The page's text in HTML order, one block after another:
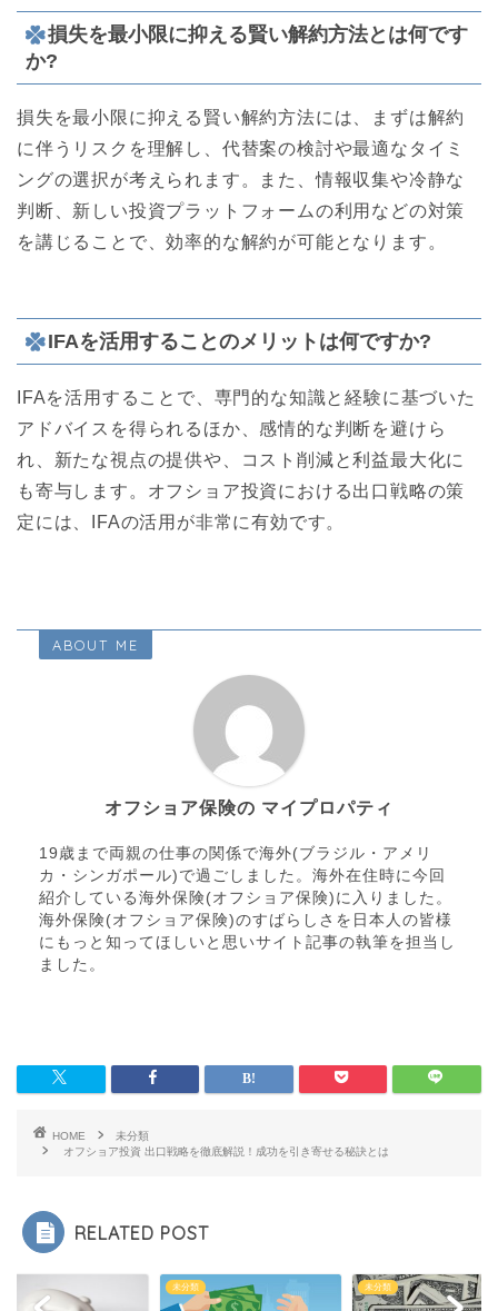
損失を最小限に抑える賢い解約方法とは何です
か?
損失を最小限に抑える賢い解約方法には、まずは解約
に伴うリスクを理解し、代替案の検討や最適なタイミ
ングの選択が考えられます。また、情報収集や冷静な
判断、新しい投資プラットフォームの利用などの対策
を講じることで、効率的な解約が可能となります。
IFAを活用することのメリットは何ですか?
IFAを活用することで、専門的な知識と経験に基づいた
アドバイスを得られるほか、感情的な判断を避けら
れ、新たな視点の提供や、コスト削減と利益最大化に
も寄与します。オフショア投資における出口戦略の策
定には、IFAの活用が非常に有効です。
ABOUT ME
オフショア保険の マイプロパティ
19歳まで両親の仕事の関係で海外(ブラジル・アメリ
カ・シンガポール)で過ごしました。海外在住時に今回
紹介している海外保険(オフショア保険)に入りました。
海外保険(オフショア保険)のすばらしさを日本人の皆様
にもっと知ってほしいと思いサイト記事の執筆を担当し
ました。
HOME
未分類
オフショア投資 出口戦略を徹底解説！成功を引き寄せる秘訣とは
RELATED POST
未分類 未分類